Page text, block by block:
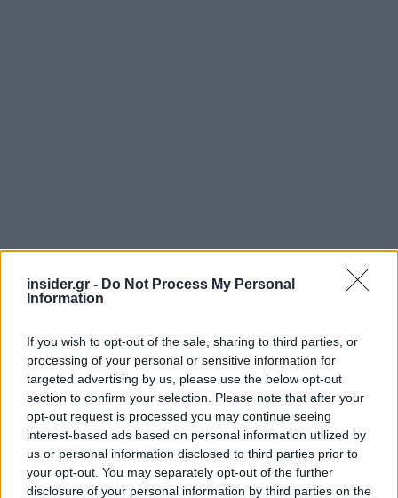
insider.gr - Do Not Process My Personal
Information
If you wish to opt-out of the sale, sharing to third parties, or
processing of your personal or sensitive information for
targeted advertising by us, please use the below opt-out
section to confirm your selection. Please note that after your
opt-out request is processed you may continue seeing
interest-based ads based on personal information utilized by
us or personal information disclosed to third parties prior to
your opt-out. You may separately opt-out of the further
disclosure of your personal information by third parties on the
Διαβάζονται αυτή τη στιγμή
2027 - Το παράπονο της Καρυστιανού - Στον
ΣΥΡΙΖΑ μελετούν Ιστορία
Πυρόπληκτοι: Τι σημαίνουν τα «πράσινα»,
«κίτρινα» και «κόκκινα» σπίτια για τις
αποζημιώσεις
Ποια είναι η (κυβερνητική) λίστα με τα μεγάλα
οδικά έργα και τα εκτιμώμενα
χρονοδιαγράμματα